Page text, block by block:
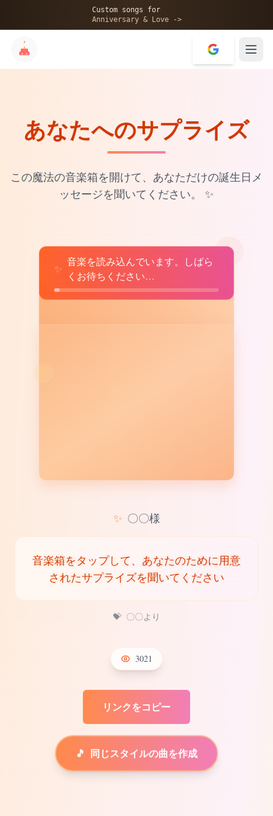
Custom songs for
Anniversary & Love ->
💝
あなたへのサプライズ
この魔法の音楽箱を開けて、あなただけの誕生日メ
ッセージを聞いてください。
✨
♫
✨
音楽を読み込んでいます。しばら
くお待ちください…
✨ 〇〇様
音楽箱をタップして、あなたのために用意
されたサプライズを聞いてください
💝 〇〇より
3021
リンクをコピー
🎵 同じスタイルの曲を作成